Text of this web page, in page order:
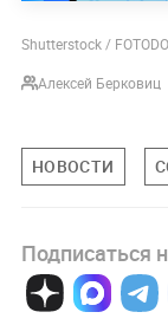
Shutterstock /
Алексей Берковиц
НОВОСТИ
Подписаться